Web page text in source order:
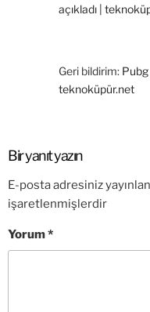
açıkladı |
Geri bildirim:
teknoküpür.net
Bir yanıt yazın
E-posta adresiniz
işaretlenmişlerdir
Yorum*